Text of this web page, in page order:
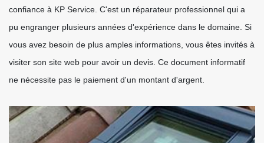
confiance à KP Service. C'est un réparateur professionnel qui a
pu engranger plusieurs années d'expérience dans le domaine. Si
vous avez besoin de plus amples informations, vous êtes invités à
visiter son site web pour avoir un devis. Ce document informatif
ne nécessite pas le paiement d'un montant d'argent.